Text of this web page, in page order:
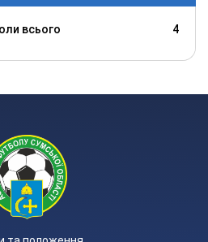
всього 4